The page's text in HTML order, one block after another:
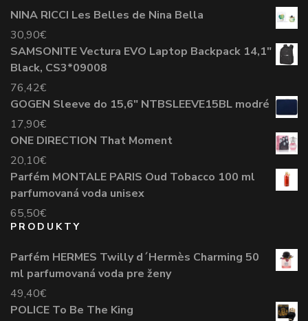
NINA RICCI Les Belles de Nina Bella
30,90€
SAMSONITE Vectura EVO Laptop Backpack 14,1"
Black, CS3*09008
76,42€
GOGEN Sleeve do 15,6" NTBSLEEVE15BL modré
17,90€
ONE DIRECTION That Moment
20,10€
Parfém MONTALE PARIS Oud Tobacco 100 ml
parfumovaná voda unisex
65,50€
PRODUKTY
Parfém HERMES Twilly d´Hermès Charming 50
ml parfumovaná voda pre ženy
49,40€
POLICE To Be The King